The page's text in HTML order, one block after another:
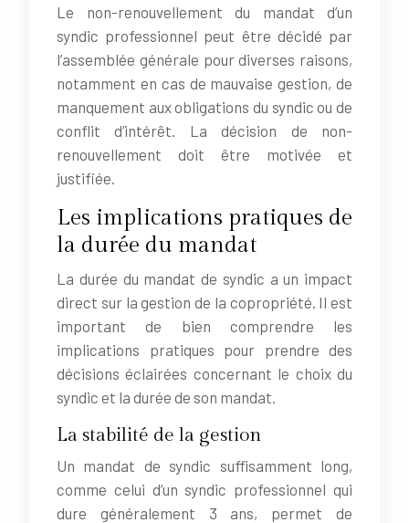
Le non-renouvellement du mandat d’un
syndic professionnel peut être décidé par
l’assemblée générale pour diverses raisons,
notamment en cas de mauvaise gestion, de
manquement aux obligations du syndic ou de
conflit d’intérêt. La décision de non-
renouvellement doit être motivée et
justifiée.
Les implications pratiques de
la durée du mandat
La durée du mandat de syndic a un impact
direct sur la gestion de la copropriété. Il est
important de bien comprendre les
implications pratiques pour prendre des
décisions éclairées concernant le choix du
syndic et la durée de son mandat.
La stabilité de la gestion
Un mandat de syndic suffisamment long,
comme celui d’un syndic professionnel qui
dure généralement 3 ans, permet de